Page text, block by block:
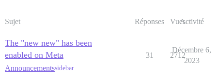
Sujet Réponses VuesActivité
The "new new" has been
enabled on Meta
Announcementssidebar
31 2712
Décembre 6,
2023